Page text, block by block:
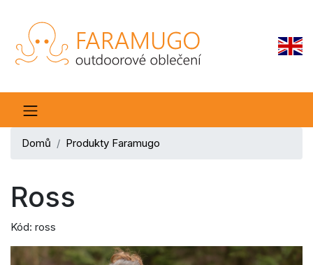
Domů Produkty Faramugo
Ross
Kód: ross